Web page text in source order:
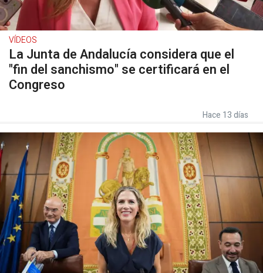
VÍDEOS
La Junta de Andalucía considera que el
"fin del sanchismo" se certificará en el
Congreso
Hace 13 días